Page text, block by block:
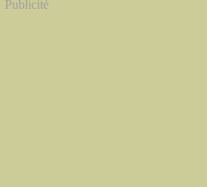
Publicité